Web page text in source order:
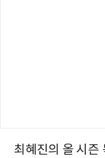
최혜진의 올 시즌